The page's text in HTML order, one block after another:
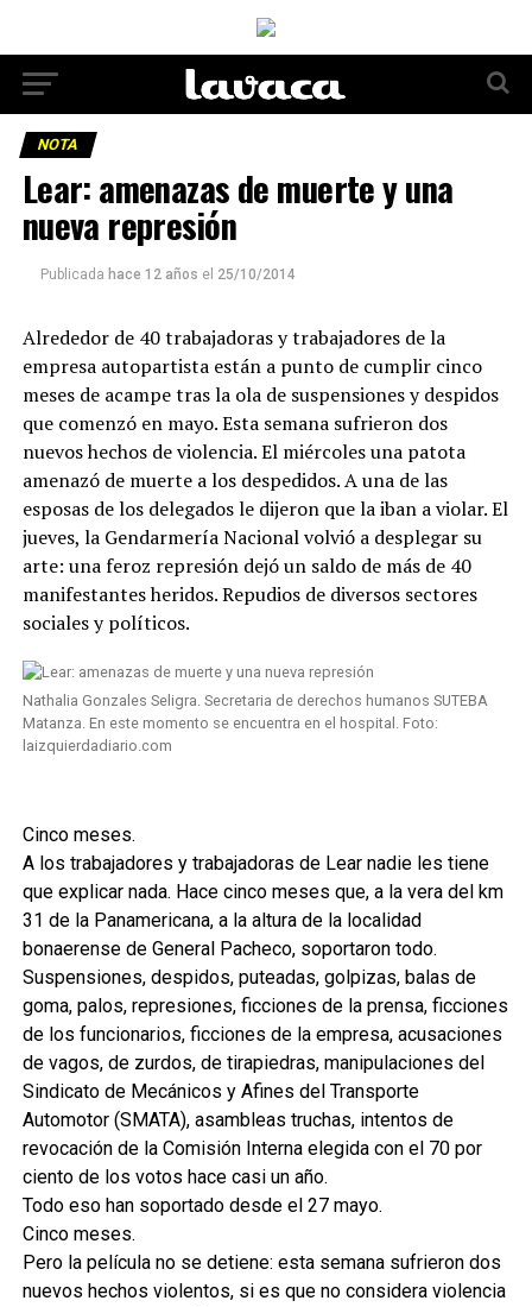
NOTA
Lear: amenazas de muerte y una
nueva represión
Publicada hace 12 años el 25/10/2014
Alrededor de 40 trabajadoras y trabajadores de la
empresa autopartista están a punto de cumplir cinco
meses de acampe tras la ola de suspensiones y despidos
que comenzó en mayo. Esta semana sufrieron dos
nuevos hechos de violencia. El miércoles una patota
amenazó de muerte a los despedidos. A una de las
esposas de los delegados le dijeron que la iban a violar. El
jueves, la Gendarmería Nacional volvió a desplegar su
arte: una feroz represión dejó un saldo de más de 40
manifestantes heridos. Repudios de diversos sectores
sociales y políticos.
Nathalia Gonzales Seligra. Secretaria de derechos humanos SUTEBA
Matanza. En este momento se encuentra en el hospital. Foto:
laizquierdadiario.com
Cinco meses.
A los trabajadores y trabajadoras de Lear nadie les tiene
que explicar nada. Hace cinco meses que, a la vera del km
31 de la Panamericana, a la altura de la localidad
bonaerense de General Pacheco, soportaron todo.
Suspensiones, despidos, puteadas, golpizas, balas de
goma, palos, represiones, ficciones de la prensa, ficciones
de los funcionarios, ficciones de la empresa, acusaciones
de vagos, de zurdos, de tirapiedras, manipulaciones del
Sindicato de Mecánicos y Afines del Transporte
Automotor (SMATA), asambleas truchas, intentos de
revocación de la Comisión Interna elegida con el 70 por
ciento de los votos hace casi un año.
Todo eso han soportado desde el 27 mayo.
Cinco meses.
Pero la película no se detiene: esta semana sufrieron dos
nuevos hechos violentos, si es que no considera violencia